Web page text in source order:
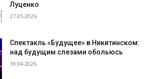
Луценко
27.05.2026
Спектакль «Будущее» в Никитинском:
над будущим слезами обольюсь
18.04.2026